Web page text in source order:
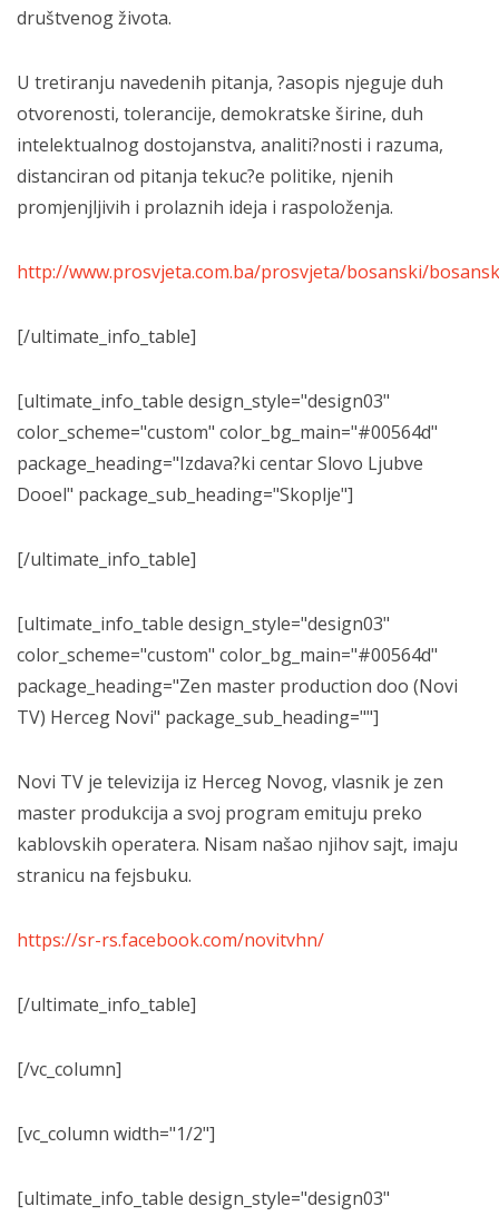
društvenog života.
U tretiranju navedenih pitanja, ?asopis njeguje duh
otvorenosti, tolerancije, demokratske širine, duh
intelektualnog dostojanstva, analiti?nosti i razuma,
distanciran od pitanja tekuc?e politike, njenih
promjenjljivih i prolaznih ideja i raspoloženja.
http://www.prosvjeta.com.ba/prosvjeta/bosanski/
[/ultimate_info_table]
[ultimate_info_table design_style="design03"
color_scheme="custom" color_bg_main="#00564d"
package_heading="Izdava?ki centar Slovo Ljubve
Dooel" package_sub_heading="Skoplje"]
[/ultimate_info_table]
[ultimate_info_table design_style="design03"
color_scheme="custom" color_bg_main="#00564d"
package_heading="Zen master production doo (Novi
TV) Herceg Novi" package_sub_heading=""]
Novi TV je televizija iz Herceg Novog, vlasnik je zen
master produkcija a svoj program emituju preko
kablovskih operatera. Nisam našao njihov sajt, imaju
stranicu na fejsbuku.
https://sr-rs.facebook.com/novitvhn/
[/ultimate_info_table]
[/vc_column]
[vc_column width="1/2"]
[ultimate_info_table design_style="design03"